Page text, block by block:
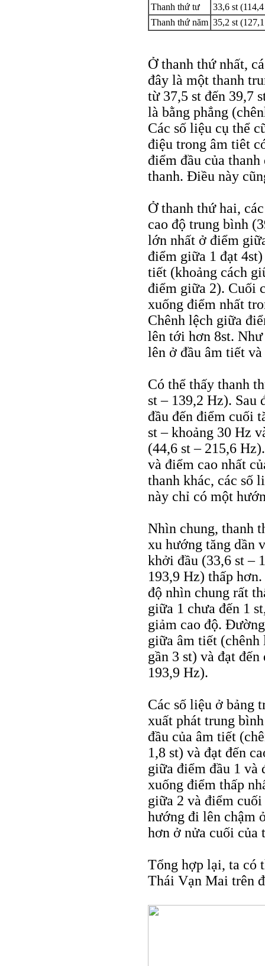
Thanh thứ tư
33,6 st
Thanh thứ năm 35,2 st
Ở thanh thứ nhất,
đây là một thanh
từ 37,5 st đến 39,7
là bằng phẳng
Các số liệu cụ thể
điệu trong âm tiêt
điểm đầu của
thanh. Điều này
Ở thanh thứ hai,
cao độ trung bình
lớn nhất ở điểm
điểm giữa 1 đạt
tiết (khoảng cách
điểm giữa 2). Cuối
xuống điểm nhất
Chênh lệch giữa
lên tới hơn 8st.
lên ở đầu âm tiết
Có thể thấy thanh
st – 139,2 Hz). Sau
đầu đến điểm cuối
st – khoảng 30 Hz
(44,6 st – 215,6
và điểm cao nhất
thanh khác, các số
này chỉ có một
Nhìn chung, thanh
xu hướng tăng dần
khởi đầu (33,6 st –
193,9 Hz) thấp
độ nhìn chung rất
giữa 1 chưa đến 1
giảm cao độ.
giữa âm tiết
gần 3 st) và đạt
193,9 Hz).
Các số liệu ở bảng
xuất phát trung
đầu của âm tiết
1,8 st) và đạt đến
giữa điểm đầu 1 và
xuống điểm thấp
giữa 2 và điểm
hướng đi lên chậm
hơn ở nửa cuối của
Tổng hợp lại, ta có
Thái Vạn Mai trên